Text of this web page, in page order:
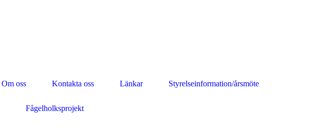
Om oss Kontakta oss Länkar Styrelseinformation/årsmöte
Fågelholksprojekt